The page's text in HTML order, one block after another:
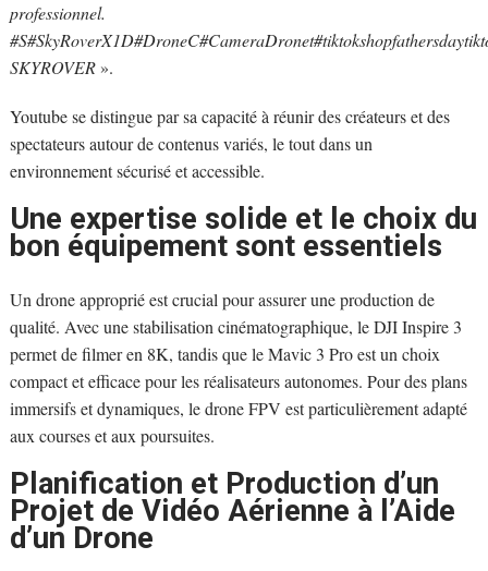
professionnel.
SKYROVER ».
Youtube se distingue par sa capacité à réunir des créateurs et des
spectateurs autour de contenus variés, le tout dans un
environnement sécurisé et accessible.
Une expertise solide et le choix du
bon équipement sont essentiels
Un drone approprié est crucial pour assurer une production de
qualité. Avec une stabilisation cinématographique, le DJI Inspire 3
permet de filmer en 8K, tandis que le Mavic 3 Pro est un choix
compact et efficace pour les réalisateurs autonomes. Pour des plans
immersifs et dynamiques, le drone FPV est particulièrement adapté
aux courses et aux poursuites.
Planification et Production d’un
Projet de Vidéo Aérienne à l’Aide
d’un Drone